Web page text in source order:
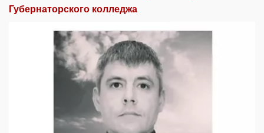
Губернаторского колледжа